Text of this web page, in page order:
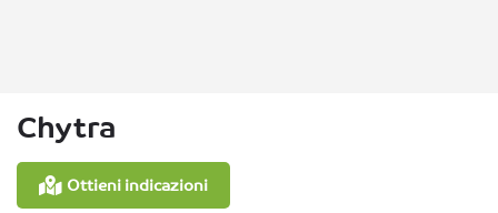
Chytra
Ottieni indicazioni